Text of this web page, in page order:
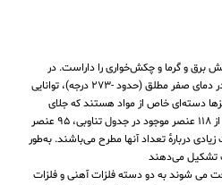
برق و گرما و چکش‌خواری را داراست. در
تعریف فیزیکی فلز ماده ای است که در دمای صفر مطلق (حدود -۲۷۳ درجه)، توانایی
دسته‌ای خاص از مواد هستند که جلای
فلزی داشته و معمولاً محکم هستند. از ۱۱۸ عنصر موجود در جدول تناوبی، ۹۵ عنصر
دربارهٔ تعداد آنها مطرح می‌باشند. به‌طور
می شوند به دو دسته فلزات آهنی و فلزات